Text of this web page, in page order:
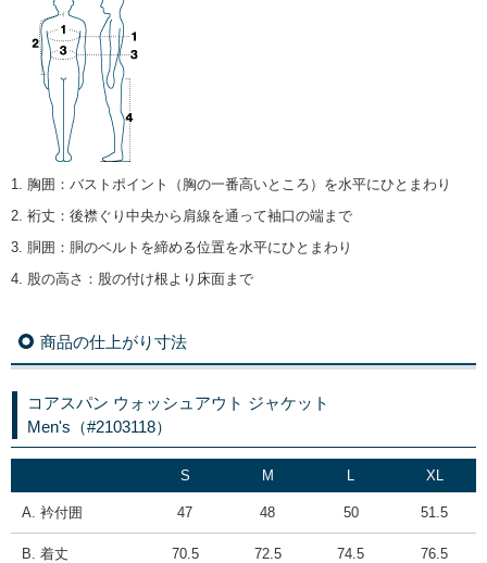
1. 胸囲 ： バストポイント（胸の一番高いところ）を水平にひとまわり
2. 裄丈 ： 後襟ぐり中央から肩線を通って袖口の端まで
3. 胴囲 ： 胴のベルトを締める位置を水平にひとまわり
4. 股の高さ ： 股の付け根より床面まで
商品の仕上がり寸法
コアスパン ウォッシュアウト ジャケット
Men's（#2103118）
S M L XL
A. 衿付囲 47 48 50 51.5
B. 着丈 70.5 72.5 74.5 76.5